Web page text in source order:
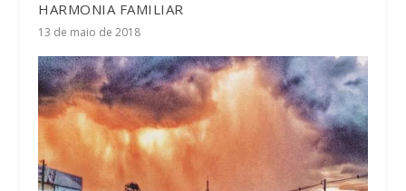
HARMONIA FAMILIAR
13 de maio de 2018